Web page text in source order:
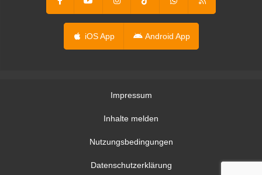
iOS App Android App
Impressum
Inhalte melden
Nutzungsbedingungen
Datenschutzerklärung